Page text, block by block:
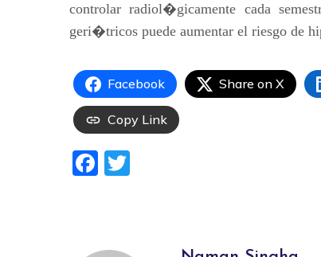
controlar radiol�gicamente cada
geri�tricos puede aumentar el riesgo de
Facebook Share on X
Copy Link
Facebook